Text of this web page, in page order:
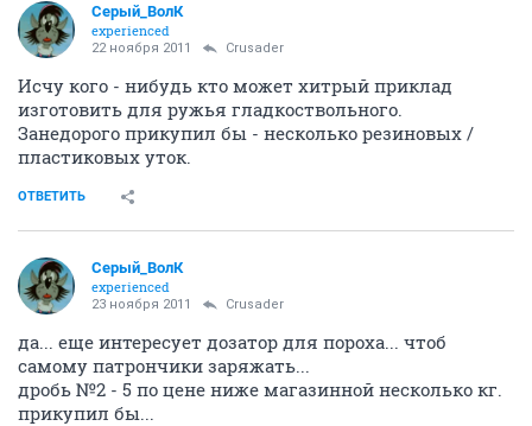
Серый_ВолК
experienced
22 ноября 2011 Crusader
Исчу кого - нибудь кто может хитрый приклад
изготовить для ружья гладкоствольного.
Занедорого прикупил бы - несколько резиновых /
пластиковых уток.
ОТВЕТИТЬ
Серый_ВолК
experienced
23 ноября 2011 Crusader
да... еще интересует дозатор для пороха... чтоб
самому патрончики заряжать...
дробь №2 - 5 по цене ниже магазинной несколько кг.
прикупил бы...